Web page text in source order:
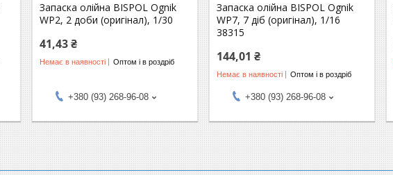
Запаска олійна BISPOL Ognik
WP2, 2 доби (оригінал), 1/30
41,43 ₴
Немає в наявності Оптом і в роздріб
+380 (93) 268-96-08
Запаска олійна BISPOL Ognik
WP7, 7 діб (оригінал), 1/16
38315
144,01 ₴
Немає в наявності Оптом і в роздріб
+380 (93) 268-96-08